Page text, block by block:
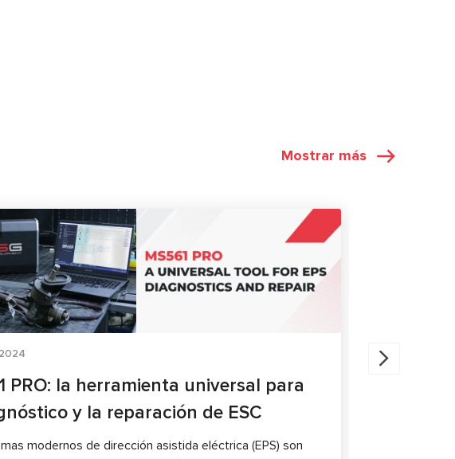
Mostrar más
PRO: la herramienta universal para
y la reparación de ESC
modernos de dirección asistida eléctrica (EPS) son